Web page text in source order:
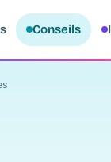
Conseils